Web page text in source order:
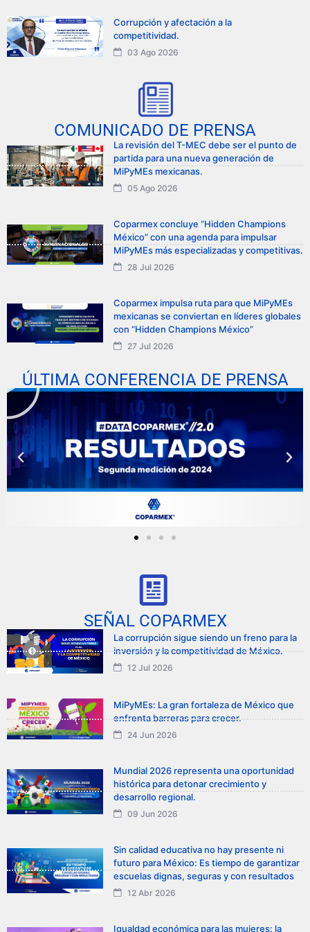
Corrupción y afectación a la
competitividad.
03 Ago 2026
COMUNICADO DE PRENSA
La revisión del T-MEC debe ser el punto de
partida para una nueva generación de
MiPyMEs mexicanas.
05 Ago 2026
Coparmex concluye “Hidden Champions
México” con una agenda para impulsar
MiPyMEs más especializadas y competitivas.
28 Jul 2026
Coparmex impulsa ruta para que MiPyMEs
mexicanas se conviertan en líderes globales
con “Hidden Champions México”
27 Jul 2026
ÚLTIMA CONFERENCIA DE PRENSA
SEÑAL COPARMEX
La corrupción sigue siendo un freno para la
inversión y la competitividad de México.
12 Jul 2026
MiPyMEs: La gran fortaleza de México que
enfrenta barreras para crecer.
24 Jun 2026
Mundial 2026 representa una oportunidad
histórica para detonar crecimiento y
desarrollo regional.
09 Jun 2026
Sin calidad educativa no hay presente ni
futuro para México: Es tiempo de garantizar
escuelas dignas, seguras y con resultados
12 Abr 2026
Igualdad económica para las mujeres: la